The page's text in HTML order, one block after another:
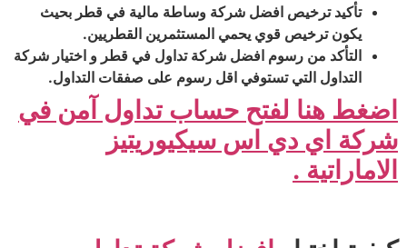
تأكيد ترخيص افضل شركة وساطة مالية في قطر بحيث
يكون ترخيص قوي يحمي المستثمرين القطريين.
التأكد من رسوم افضل شركة تداول في قطر و اختيار شركة
التداول التي تستوفي اقل رسوم على صفقات التداول.
اضغط هنا لفتح حساب تداول آمن في
شركة اي دي اس سيكيوريتيز
الاماراتية .